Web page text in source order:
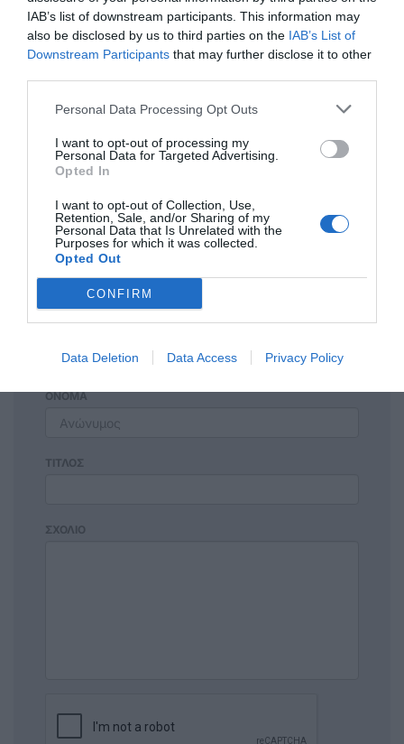
IAB’s list of downstream participants. This information may
also be disclosed by us to third parties on the IAB’s List of
Downstream Participants that may further disclose it to other
Personal Data Processing Opt Outs
I want to opt-out of processing my
Personal Data for Targeted Advertising.
Opted In
I want to opt-out of Collection, Use,
Retention, Sale, and/or Sharing of my
Personal Data that Is Unrelated with the
Purposes for which it was collected.
Opted Out
CONFIRM
Data Deletion Data Access Privacy Policy
Ανώνυμος
23/09 - 19:40
Α ρε κοπρόσκυλα οι "δικοί" μας!
Ανώνυμος
23/09 - 19:27
Επιτέλους
Μια σοβαρή εταιρεία να κάνει σοβαρή
δουλειά γιατί περιβάλλον και το νησί μας…
Πρόσθεσε ένα σχόλιο
ΟΝΟΜΑ
ΤΙΤΛΟΣ
ΣΧΟΛΙΟ